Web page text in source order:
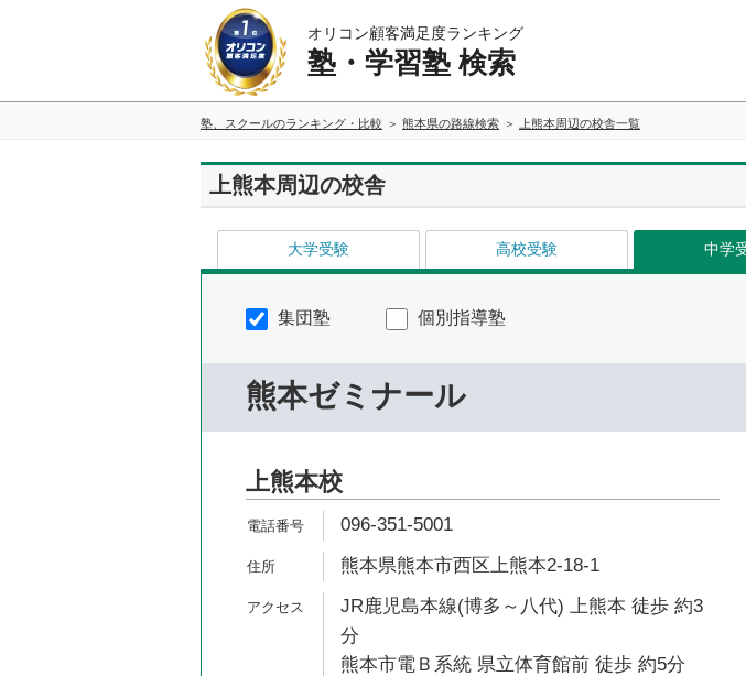
オリコン顧客満足度ランキング
塾・学習塾 検索
塾、スクールのランキング・比較 熊本県の路線検索 上熊本周辺の校舎一覧
上熊本周辺の校舎
大学受験 高校受験 中学
集団塾 個別指導塾
熊本ゼミナール
上熊本校
096-351-5001
熊本県熊本市西区上熊本2-18-1
JR鹿児島本線(博多～八代) 上熊本 徒歩 約3
分
熊本市電Ｂ系統 県立体育館前 徒歩 約5分